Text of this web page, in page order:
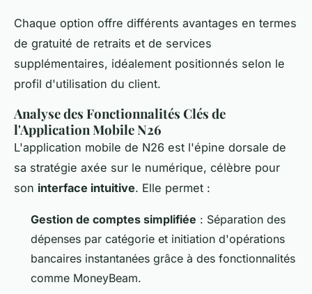
Chaque option offre différents avantages en termes
de gratuité de retraits et de services
supplémentaires, idéalement positionnés selon le
profil d'utilisation du client.
Analyse des Fonctionnalités Clés de
l'Application Mobile N26
L'application mobile de N26 est l'épine dorsale de
sa stratégie axée sur le numérique, célèbre pour
son interface intuitive. Elle permet :
Gestion de comptes simplifiée : Séparation des
dépenses par catégorie et initiation d'opérations
bancaires instantanées grâce à des fonctionnalités
comme MoneyBeam.